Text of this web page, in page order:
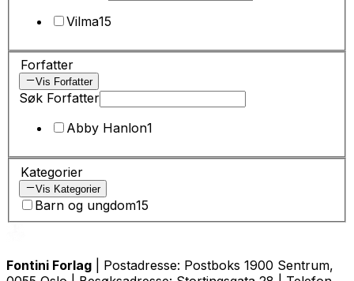
Vilma15
Forfatter
Vis Forfatter
Søk Forfatter
Abby Hanlon1
Kategorier
Vis Kategorier
Barn og ungdom15
Fontini Forlag | Postadresse: Postboks 1900 Sentrum,